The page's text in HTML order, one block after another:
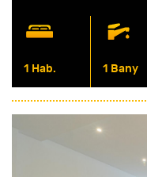
1 Hab. 1 Bany